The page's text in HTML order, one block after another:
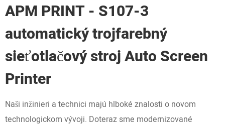
APM PRINT - S107-3
automatický trojfarebný
sieťotlačový stroj Auto Screen
Printer
Naši inžinieri a technici majú hlboké znalosti o novom
technologickom vývoji. Doteraz sme modernizované